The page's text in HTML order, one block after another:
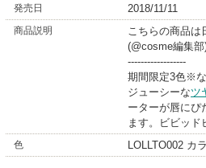
発売日 2018/11/11
商品説明
こちらの商品は
(@cosme編集部
------------------
期間限定3色※
ジューシーなツ
ーターが唇にぴ
ます。ビビッド
色 LOLLTO002 カ